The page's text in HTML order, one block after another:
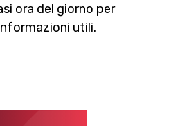
ora del giorno per
utili.